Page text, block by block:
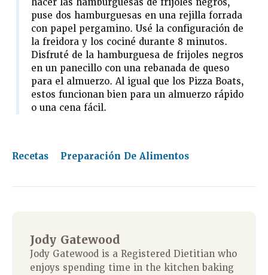
hacer las hamburguesas de frijoles negros,
puse dos hamburguesas en una rejilla forrada
con papel pergamino. Usé la configuración de
la freidora y los cociné durante 8 minutos.
Disfruté de la hamburguesa de frijoles negros
en un panecillo con una rebanada de queso
para el almuerzo. Al igual que los Pizza Boats,
estos funcionan bien para un almuerzo rápido
o una cena fácil.
Recetas Preparación De Alimentos
Jody Gatewood
Jody Gatewood is a Registered Dietitian who
enjoys spending time in the kitchen baking